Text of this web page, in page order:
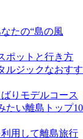
たの“島の風
ポットと行き方
ルジックなおすす
りモデルコース
たい離島トップ10
用して離島旅行